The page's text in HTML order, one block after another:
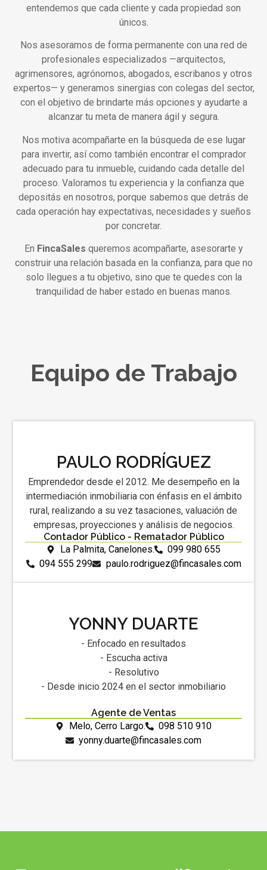
entendemos que cada cliente y cada propiedad son
únicos.
Nos asesoramos de forma permanente con una red de
profesionales especializados —arquitectos,
agrimensores, agrónomos, abogados, escribanos y otros
expertos— y generamos sinergias con colegas del sector,
con el objetivo de brindarte más opciones y ayudarte a
alcanzar tu meta de manera ágil y segura.
Nos motiva acompañarte en la búsqueda de ese lugar
para invertir, así como también encontrar el comprador
adecuado para tu inmueble, cuidando cada detalle del
proceso. Valoramos tu experiencia y la confianza que
depositás en nosotros, porque sabemos que detrás de
cada operación hay expectativas, necesidades y sueños
por concretar.
En FincaSales queremos acompañarte, asesorarte y
construir una relación basada en la confianza, para que no
solo llegues a tu objetivo, sino que te quedes con la
tranquilidad de haber estado en buenas manos.
Equipo de Trabajo
PAULO RODRÍGUEZ
Emprendedor desde el 2012. Me desempeño en la
intermediación inmobiliaria con énfasis en el ámbito
rural, realizando a su vez tasaciones, valuación de
empresas, proyecciones y análisis de negocios.
Contador Público - Rematador Público
La Palmita, Canelones.
099 980 655
094 555 299
paulo.rodriguez@fincasales.com
YONNY DUARTE
- Enfocado en resultados
- Escucha activa
- Resolutivo
- Desde inicio 2024 en el sector inmobiliario
Agente de Ventas
Melo, Cerro Largo.
098 510 910
yonny.duarte@fincasales.com